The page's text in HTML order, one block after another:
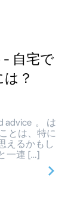
- 自宅で
？
advice 。 は
とは、特に
えるかもし
一連 […]